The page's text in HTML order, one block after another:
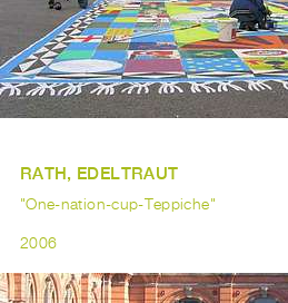
RATH, EDELTRAUT
"One-nation-cup-Teppiche"
2006